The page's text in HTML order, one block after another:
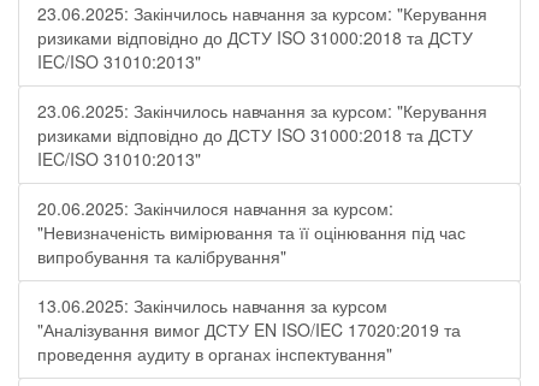
23.06.2025: Закінчилось навчання за курсом: "Керування
ризиками відповідно до ДСТУ ISO 31000:2018 та ДСТУ
IEC/ISO 31010:2013"
23.06.2025: Закінчилось навчання за курсом: "Керування
ризиками відповідно до ДСТУ ISO 31000:2018 та ДСТУ
IEC/ISO 31010:2013"
20.06.2025: Закінчилося навчання за курсом:
"Невизначеність вимірювання та її оцінювання під час
випробування та калібрування"
13.06.2025: Закінчилось навчання за курсом
"Аналізування вимог ДСТУ EN ISO/IEC 17020:2019 та
проведення аудиту в органах інспектування"